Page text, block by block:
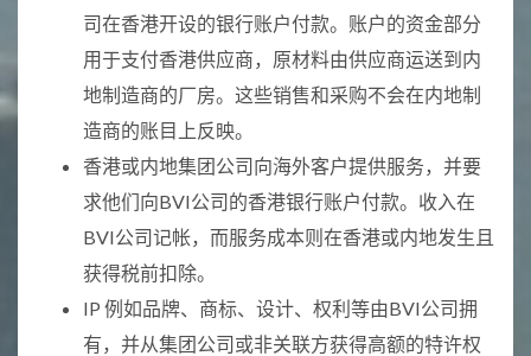
司在香港开设的银行账户付款。账户的资金部分
用于支付香港供应商，原材料由供应商运送到内
地制造商的厂房。这些销售和采购不会在内地制
造商的账目上反映。
香港或内地集团公司向海外客户提供服务，并要
求他们向BVI公司的香港银行账户付款。收入在
BVI公司记帐，而服务成本则在香港或内地发生且
获得税前扣除。
IP 例如品牌、商标、设计、权利等由BVI公司拥
有，并从集团公司或非关联方获得高额的特许权